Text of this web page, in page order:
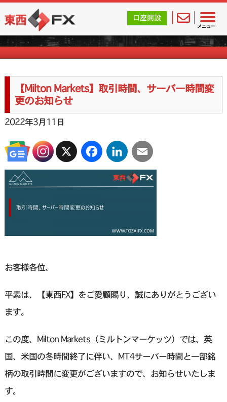
メニュー
東西FX｜海外FX会社（ブローカー）の無料口座開設サポ
口座開設
海外FXのお知らせ
【Milton Markets】取引時間、サーバー時間変
更のお知らせ
2022年3月11日
X FacebookLinkedInEmail
お客様各位、
平素は、【東西FX】をご愛顧賜り、誠にありがとうござい
ます。
この度、Milton Markets（ミルトンマーケッツ）では、英
国、米国の冬時間終了に伴い、MT4サーバー時間と一部銘
柄の取引時間に変更がございますので、お知らせいたしま
す。